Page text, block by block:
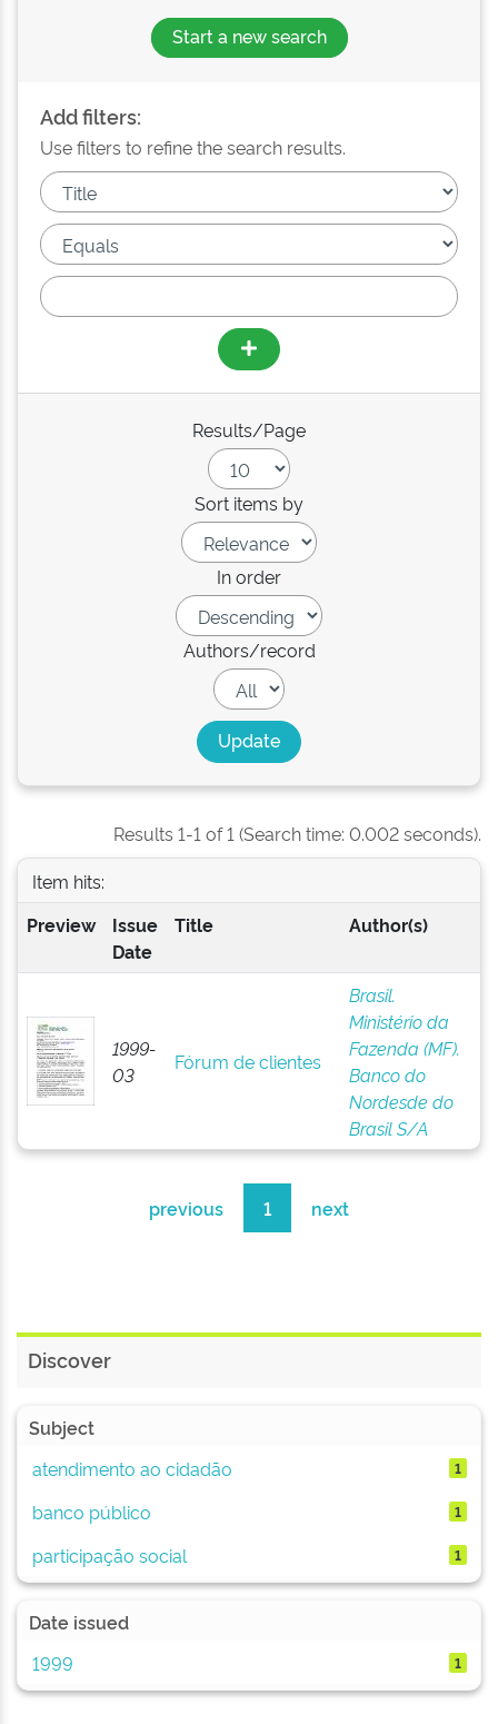
Start a new search
Add filters:
Use filters to refine the search results.
Results/Page
Sort items by
In order
Authors/record
Results 1-1 of 1 (Search time: 0.002 seconds).
Item hits:
Preview
Issue
Date
Title Author(s)
1999-
03
Fórum de clientes
Brasil.
Ministério da
Fazenda (MF).
Banco do
Nordesde do
Brasil S/A
previous 1 next
Discover
Subject
atendimento ao cidadão
1
banco público 1
participação social 1
Date issued
1999
1